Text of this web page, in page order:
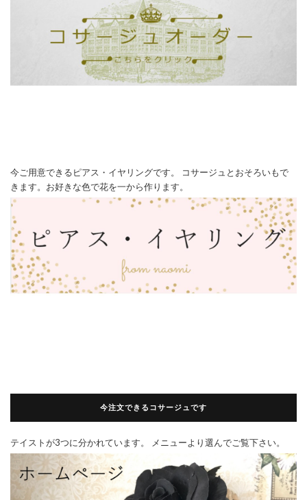
今ご用意できるピアス・イヤリングです。 コサージュとおそろいもで
きます。お好きな色で花を一から作ります。
今注文できるコサージュです
テイストが3つに分かれています。 メニューより選んでご覧下さい。